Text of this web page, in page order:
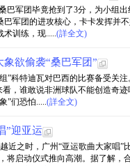
巴军团毕竟抢到了3分，为小组
军团的进攻核心，卡卡发挥并
术训练，现.....(詳全文)
欲偷袭“桑巴军团”
”科特迪瓦对巴西的比赛备受关
，谁敢说非洲球队不能创造奇
”们恐怕.....(詳全文)
”迎亚运
近之时，广州“亚运歌曲大家唱
将启动仪式推向高潮。据了解